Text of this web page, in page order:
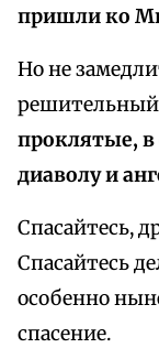
пришли ко
Но не
решительный
проклятые,
диаволу и
Спасайтесь,
Спасайтесь
особенно
спасение.